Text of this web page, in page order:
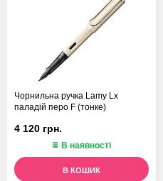
Чорнильна ручка Lamy Lx
паладій перо F (тонке)
4 120 грн.
В наявності
В КОШИК